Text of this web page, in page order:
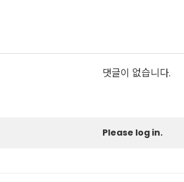
댓글이 없습니다.
Please log in.